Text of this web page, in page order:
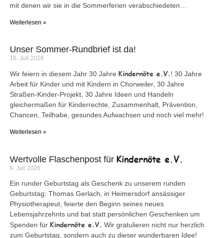
mit denen wir sie in die Sommerferien verabschiedeten…
Weiterlesen »
Unser Sommer-Rundbrief ist da!
16. Juli 2026
Wir feiern in diesem Jahr 30 Jahre Kindernöte e.V.! 30 Jahre
Arbeit für Kinder und mit Kindern in Chorweiler, 30 Jahre
Straßen-Kinder-Projekt, 30 Jahre Ideen und Handeln
gleichermaßen für Kinderrechte, Zusammenhalt, Prävention,
Chancen, Teilhabe, gesundes Aufwachsen und noch viel mehr!
Weiterlesen »
Wertvolle Flaschenpost für Kindernöte e.V.
9. Juli 2026
Ein runder Geburtstag als Geschenk zu unserem runden
Geburtstag: Thomas Gerlach, in Heimersdorf ansässiger
Physiotherapeut, feierte den Beginn seines neues
Lebensjahrzehnts und bat statt persönlichen Geschenken um
Spenden für Kindernöte e.V. Wir gratulieren nicht nur herzlich
zum Geburtstag, sondern auch zu dieser wunderbaren Idee!